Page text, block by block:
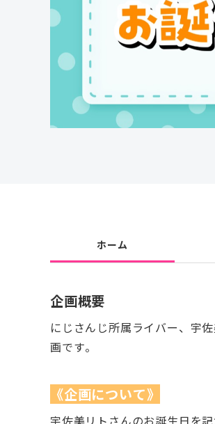
ホーム
企画概要
にじさんじ所属ライバー、宇
画です。
《企画について》
宇佐美リトさんのお誕生日を